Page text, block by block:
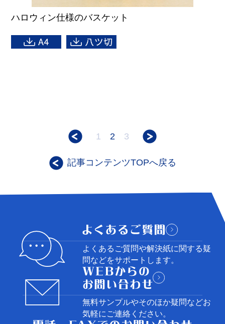
ハロウィン仕様のバスケット
1 2 3
記事コンテンツTOPへ戻る
よくあるご質問や解決紙に関する疑
問などをサポートします。
無料サンプルやそのほか疑問などお
気軽にご連絡ください。